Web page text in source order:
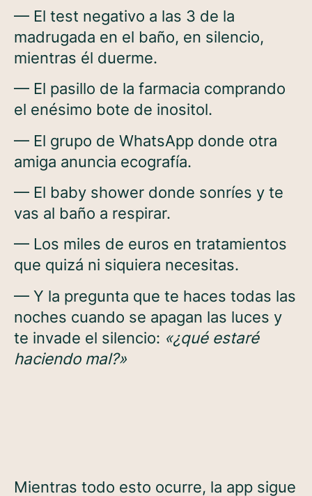
— El test negativo a las 3 de la
madrugada en el baño, en silencio,
mientras él duerme.
— El pasillo de la farmacia comprando
el enésimo bote de inositol.
— El grupo de WhatsApp donde otra
amiga anuncia ecografía.
— El baby shower donde sonríes y te
vas al baño a respirar.
— Los miles de euros en tratamientos
que quizá ni siquiera necesitas.
— Y la pregunta que te haces todas las
noches cuando se apagan las luces y
te invade el silencio: «¿qué estaré
haciendo mal?»
Mientras todo esto ocurre, la app sigue